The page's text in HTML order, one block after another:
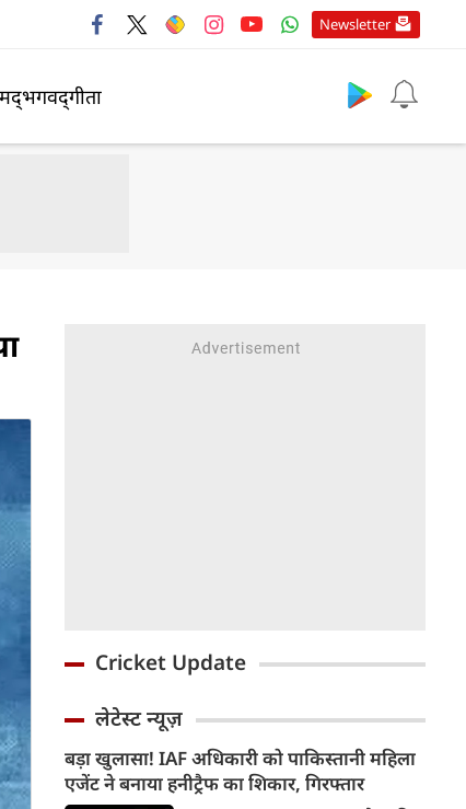
Newsletter
Cricket Update
लेटेस्ट न्यूज़
बड़ा खुलासा! IAF अधिकारी को पाकिस्तानी महिला
एजेंट ने बनाया हनीट्रैफ का शिकार, गिरफ्तार